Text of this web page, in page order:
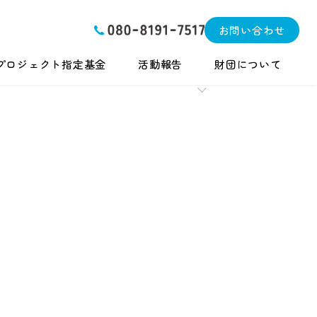
お問い合わせ
ロジェクト指定基金 活動報告 財団について